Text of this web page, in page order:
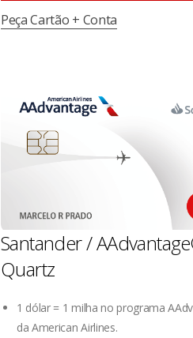
Peça Cartão + Conta
Santander /
Quartz
1 dólar = 1 milha no programa
da American Airlines.